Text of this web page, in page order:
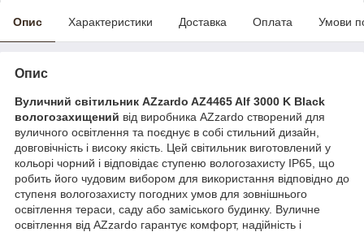
Опис Характеристики Доставка Оплата Умови
Опис
Вуличний світильник AZzardo AZ4465 Alf 3000 K Black
вологозахищений від виробника AZzardo створений для
вуличного освітлення та поєднує в собі стильний дизайн,
довговічність і високу якість. Цей світильник виготовлений у
кольорі чорний і відповідає ступеню вологозахисту IP65, що
робить його чудовим вибором для використання відповідно до
ступеня вологозахисту погодних умов для зовнішнього
освітлення тераси, саду або заміського будинку. Вуличне
освітлення від AZzardo гарантує комфорт, надійність і